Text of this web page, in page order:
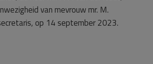
van mevrouw mr. M.
op 14 september 2023.